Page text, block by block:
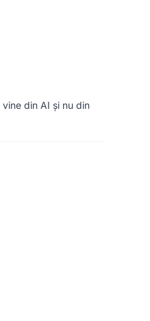
din AI și nu din